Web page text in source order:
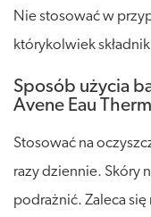
Nie stosować w
którykolwiek
Sposób użycia
Avene Eau
Stosować na
razy dziennie. Skóry
podrażnić. Zaleca się